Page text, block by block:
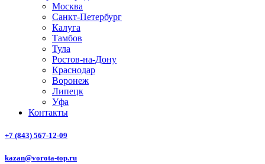
Москва
Санкт-Петербург
Калуга
Тамбов
Тула
Ростов-на-Дону
Краснодар
Воронеж
Липецк
Уфа
Контакты
+7 (843) 567-12-09
kazan@vorota-top.ru